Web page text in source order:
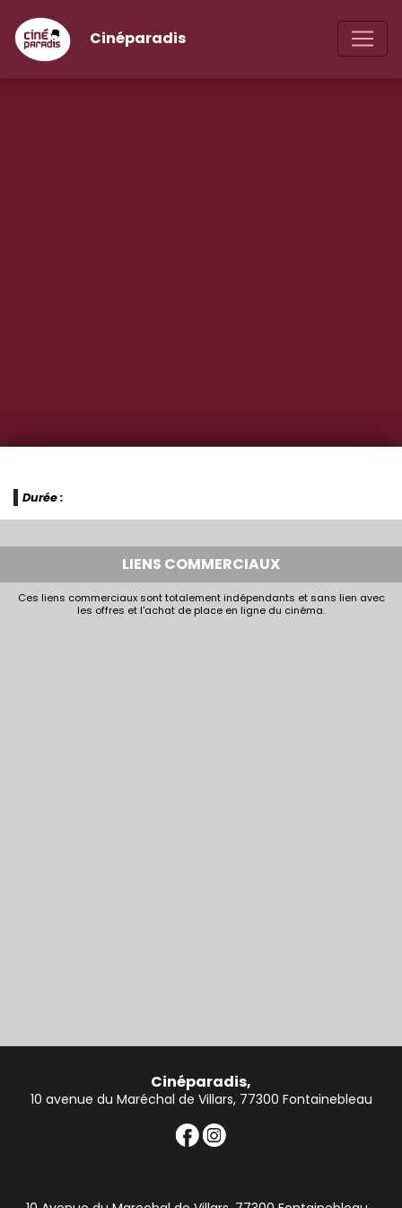
Cinéparadis
Durée :
LIENS COMMERCIAUX
Ces liens commerciaux sont totalement indépendants et sans lien avec
les offres et l'achat de place en ligne du cinéma.
Cinéparadis,
10 avenue du Maréchal de Villars, 77300 Fontainebleau